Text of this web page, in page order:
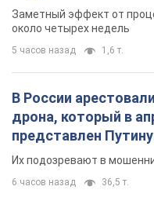
6 часов назад 36,5 т.